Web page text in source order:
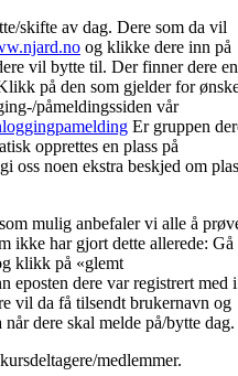
skifte av dag. Dere som da vil
og klikke dere inn på
vil bytte til. Der finner dere en
på den som gjelder for
påmeldingssiden vår
Er gruppen
opprettes en plass på
oss noen ekstra beskjed om
mulig anbefaler vi alle å
ikke har gjort dette allerede: Gå
klikk på «glemt
eposten dere var registrert med i
vil da få tilsendt brukernavn og
dere skal melde på/bytte dag.
medlemmer.